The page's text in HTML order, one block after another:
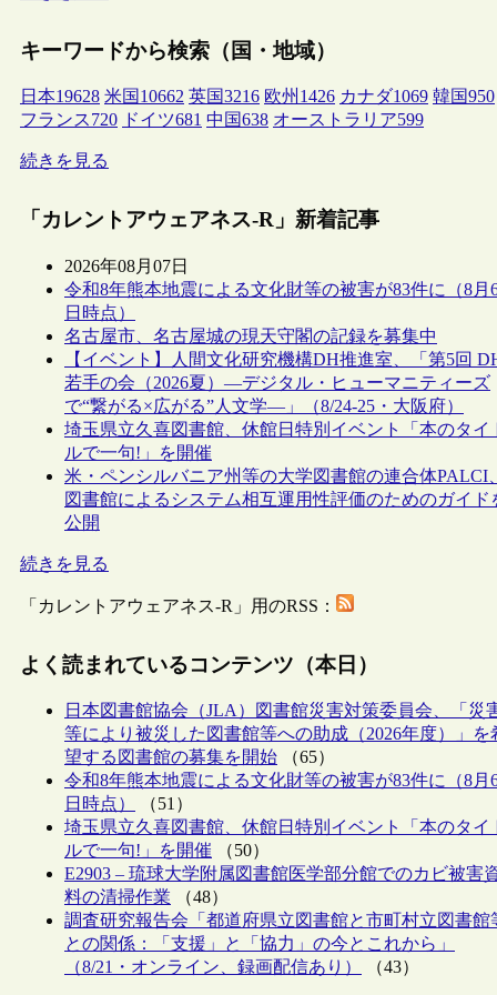
キーワードから検索（国・地域）
日本19628 米国 10662 英国3216 欧州 1426 カナダ1069 韓国950
フランス720 ドイツ681 中国638 オーストラリア599
続きを見る
「カレントアウェアネス-R」新着記事
2026年08月07日
令和8年熊本地震による文化財等の被害が83件に（8月
日時点）
名古屋市、名古屋城の現天守閣の記録を募集中
【イベント】人間文化研究機構DH推進室、「第5回
若手の会（2026夏）―デジタル・ヒューマニティーズ
で“繋がる×広がる”人文学―」（8/24-25・大阪府）
埼玉県立久喜図書館、休館日特別イベント「本のタイ
ルで一句!」を開催
米・ペンシルバニア州等の大学図書館の連合体PALCI、
図書館によるシステム相互運用性評価のためのガイド
公開
続きを見る
「カレントアウェアネス-R」用のRSS：
よく読まれているコンテンツ（本日）
日本図書館協会（JLA）図書館災害対策委員会、「災
等により被災した図書館等への助成（2026年度）」を
望する図書館の募集を開始 （65）
令和8年熊本地震による文化財等の被害が83件に（8月
日時点）
（51）
埼玉県立久喜図書館、休館日特別イベント「本のタイ
ルで一句!」を開催 （50）
E2903 – 琉球大学附属図書館医学部分館でのカビ被害
料の清掃作業 （48）
調査研究報告会「都道府県立図書館と市町村立図書館
との関係：「支援」と「協力」の今とこれから」
（8/21・オンライン、録画配信あり）
（43）